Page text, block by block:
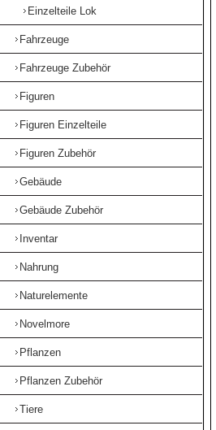
Einzelteile Lok
Fahrzeuge
Fahrzeuge Zubehör
Figuren
Figuren Einzelteile
Figuren Zubehör
Gebäude
Gebäude Zubehör
Inventar
Nahrung
Naturelemente
Novelmore
Pflanzen
Pflanzen Zubehör
Tiere